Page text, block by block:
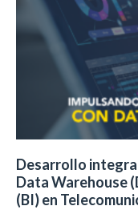
Desarrollo
Data Warehouse
(BI) en